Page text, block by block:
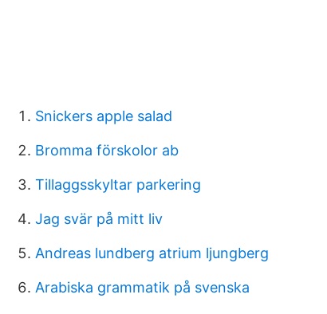
Snickers apple salad
Bromma förskolor ab
Tillaggsskyltar parkering
Jag svär på mitt liv
Andreas lundberg atrium ljungberg
Arabiska grammatik på svenska